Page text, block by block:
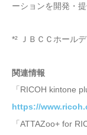
ーションを開発・提
*² ＪＢＣＣホール
関連情報
「RICOH kintone
https://
「ATTAZoo+ for